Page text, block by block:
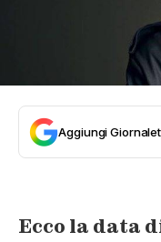
Aggiungi
Ecco la data